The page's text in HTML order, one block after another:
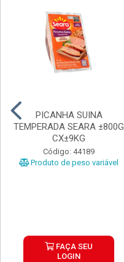
PICANHA SUINA
TEMPERADA SEARA ±800G
CX±9KG
Código: 44189
Produto de peso variável
FAÇA SEU
LOGIN